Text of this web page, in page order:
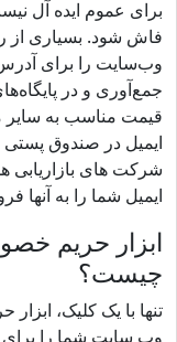
برای عموم ایده آل
فاش شود. بسیاری از
وب‌سایت را برای
جمع‌آوری و در
قیمت مناسب به سایر
ایمیل در صندوق پستی
شرکت های بازاریابی
ایمیل شما را به آنها
چیست؟
وب سایت شما را برای